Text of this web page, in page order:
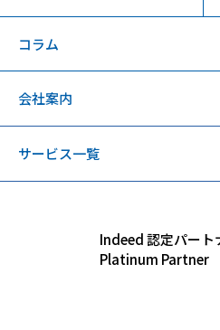
コラム
会社案内
サービス一覧
Indeed 認定パート
Platinum Partner